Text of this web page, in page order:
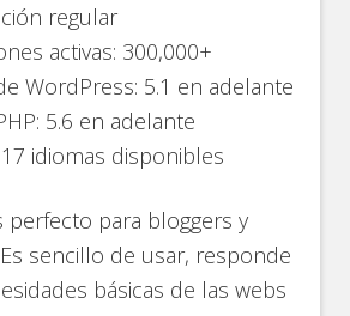
regular
activas: 300,000+
WordPress: 5.1 en adelante
5.6 en adelante
idiomas disponibles
perfecto para bloggers y
sencillo de usar, responde
básicas de las webs